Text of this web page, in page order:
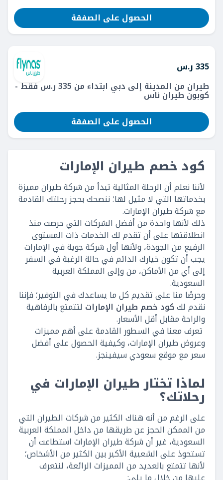
الحصول على الصفقة
335 ر.س
طيران من المدينة إلى دبي ابتداء من 335 ر.س فقط -
كوبون طيران ناس
الحصول على الصفقة
كود خصم طيران الإمارات
لأننا نعلم أن الرحلة المثالية تبدأ من شركة طيران مميزة
بخدماتها التي لا مثيل لها؛ ننصحك بحجز رحلتك القادمة
مع شركة طيران الإمارات.
ذلك لأنها واحدة من أفضل الشركات التي حرصت منذ
انطلاقتها على أن تقدم لك الخدمات ذات المستوى
الرفيع من الجودة، ولأنها أول شركة جوية في الإمارات
يجب أن تكون خيارك الدائم في حالة الرغبة في السفر
إلى أي من الأماكن، من وإلى المملكة العربية
السعودية.
وحرصًا منا على تقديم كل ما يساعدك في التوفير؛ فإننا
نقدم لككود خصم طيران الإمارات لتتمتع بالرفاهية
والراحة مقابل أقل الأسعار.
تعرف معنا في السطور القادمة على أهم مميزات
وعروض طيران الإمارات، وكيفية الحصول على أفضل
سعر مع موقع سعودي سيفينجز.
لماذا تختار طيران الإمارات في
رحلاتك؟
على الرغم من أنه هناك الكثير من شركات الطيران التي
من الممكن الحجز عن طريقها من داخل المملكة العربية
السعودية، غير أن شركة طيران الإمارات استطاعت أن
تستحوذ على الشعبية الأكبر بين الكثير من الأشخاص؛
لأنها تتمتع بالعديد من المميزات الرائعة، لنتعرف